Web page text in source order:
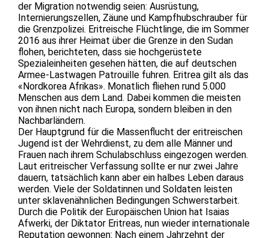
der Migration notwendig seien: Ausrüstung,
Internierungszellen, Zäune und Kampfhubschrauber für
die Grenzpolizei. Eritreische Flüchtlinge, die im Sommer
2016 aus ihrer Heimat über die Grenze in den Sudan
flohen, berichteten, dass sie hochgerüstete
Spezialeinheiten gesehen hätten, die auf deutschen
Armee-Lastwagen Patrouille fuhren. Eritrea gilt als das
«Nordkorea Afrikas». Monatlich fliehen rund 5.000
Menschen aus dem Land. Dabei kommen die meisten
von ihnen nicht nach Europa, sondern bleiben in den
Nachbarländern.
Der Hauptgrund für die Massenflucht der eritreischen
Jugend ist der Wehrdienst, zu dem alle Männer und
Frauen nach ihrem Schulabschluss eingezogen werden.
Laut eritreischer Verfassung sollte er nur zwei Jahre
dauern, tatsächlich kann aber ein halbes Leben daraus
werden. Viele der Soldatinnen und Soldaten leisten
unter sklavenähnlichen Bedingungen Schwerstarbeit.
Durch die Politik der Europäischen Union hat Isaias
Afwerki, der Diktator Eritreas, nun wieder internationale
Reputation gewonnen: Nach einem Jahrzehnt der